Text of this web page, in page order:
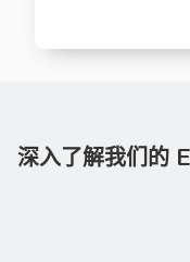
深入了解我们的